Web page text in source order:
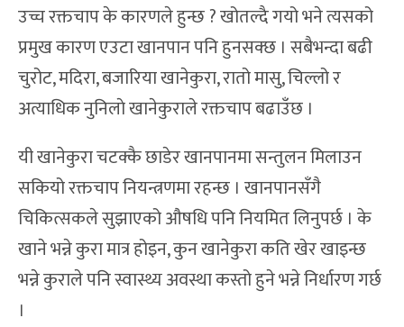
उच्च रक्तचाप के कारणले हुन्छ ? खोतल्दै गयो भने त्यसको
प्रमुख कारण एउटा खानपान पनि हुनसक्छ । सबैभन्दा बढी
चुरोट, मदिरा, बजारिया खानेकुरा, रातो मासु, चिल्लो र
अत्याधिक नुनिलाे खानेकुराले रक्तचाप बढाउँछ ।
यी खानेकुरा चटक्कै छाडेर खानपानमा सन्तुलन मिलाउन
सकियो रक्तचाप नियन्त्रणमा रहन्छ । खानपानसँगै
चिकित्सकले सुझाएको औषधि पनि नियमित लिनुपर्छ । के
खाने भन्ने कुरा मात्र होइन, कुन खानेकुरा कति खेर खाइन्छ
भन्ने कुराले पनि स्वास्थ्य अवस्था कस्तो हुने भन्ने निर्धारण गर्छ
।